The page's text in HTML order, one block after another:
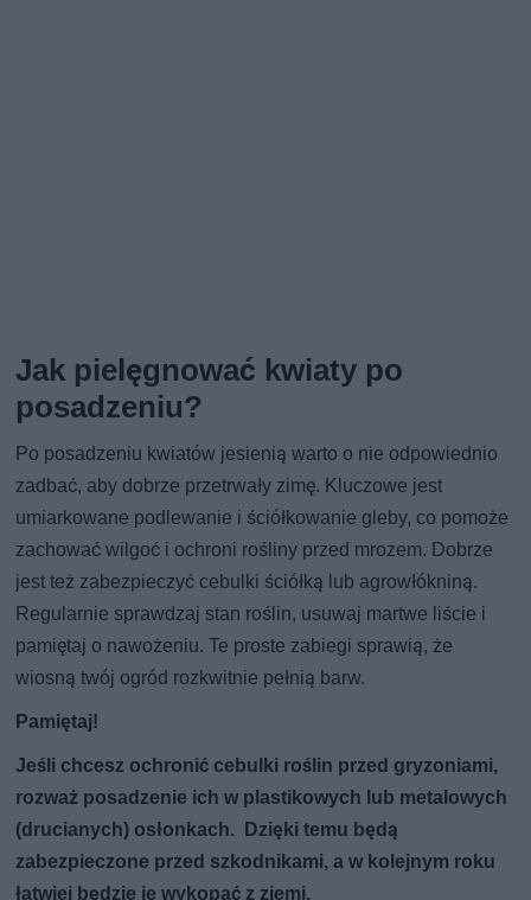
Jak pielęgnować kwiaty po
posadzeniu?
Po posadzeniu kwiatów jesienią warto o nie odpowiednio
zadbać, aby dobrze przetrwały zimę. Kluczowe jest
umiarkowane podlewanie i ściółkowanie gleby, co pomoże
zachować wilgoć i ochroni rośliny przed mrozem. Dobrze
jest też zabezpieczyć cebulki ściółką lub agrowłókniną.
Regularnie sprawdzaj stan roślin, usuwaj martwe liście i
pamiętaj o nawożeniu. Te proste zabiegi sprawią, że
wiosną twój ogród rozkwitnie pełnią barw.
Pamiętaj!
Jeśli chcesz ochronić cebulki roślin przed gryzoniami,
rozważ posadzenie ich w plastikowych lub metalowych
(drucianych) osłonkach. Dzięki temu będą
zabezpieczone przed szkodnikami, a w kolejnym roku
łatwiej będzie je wykopać z ziemi.